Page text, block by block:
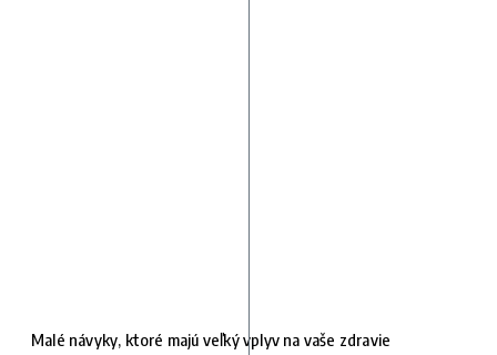
Malé návyky, ktoré majú veľký vplyv na vaše zdravie